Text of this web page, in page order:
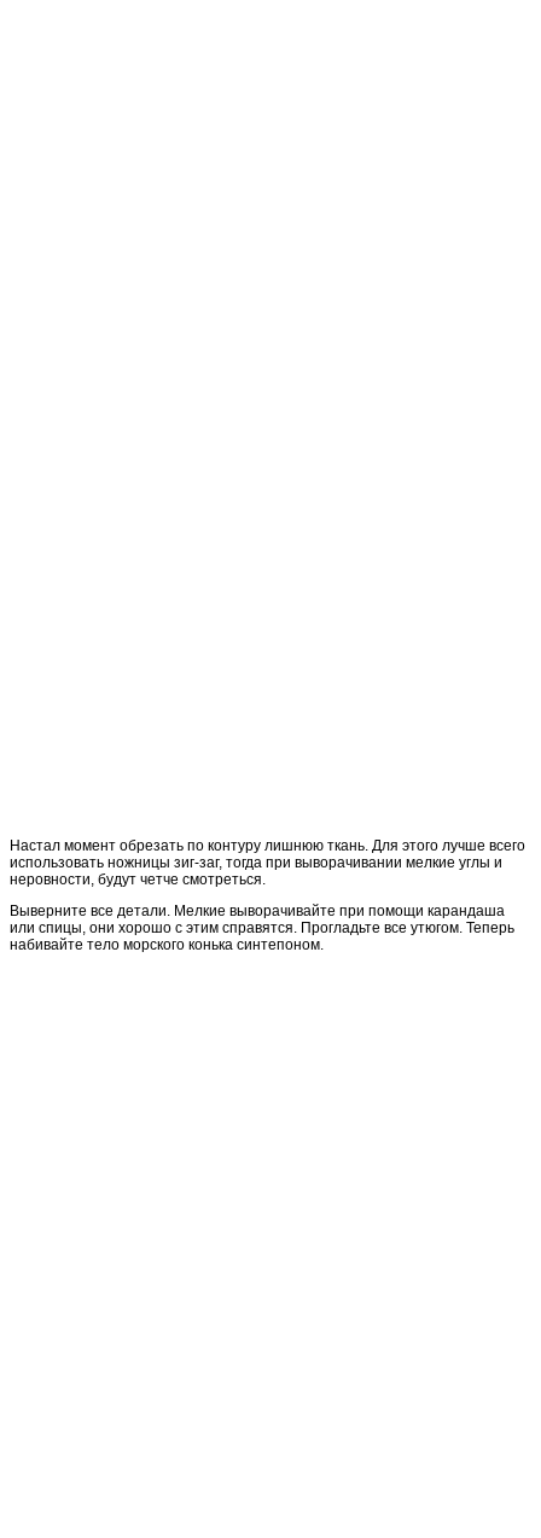
Настал момент обрезать по контуру лишнюю ткань. Для этого лучше всего
использовать ножницы зиг-заг, тогда при выворачивании мелкие углы и
неровности, будут четче смотреться.
Выверните все детали. Мелкие выворачивайте при помощи карандаша
или спицы, они хорошо с этим справятся. Прогладьте все утюгом. Теперь
набивайте тело морского конька синтепоном.